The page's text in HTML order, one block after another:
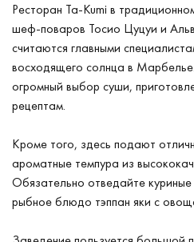
Ресторан Ta-Kumi в
шеф-поваров Тосио Цуцуи и
считаются главными
восходящего солнца в
огромный выбор суши,
рецептам.
Кроме того, здесь подают
ароматные темпура из
Обязательно отведайте куриные
рыбное блюдо тэппан яки с